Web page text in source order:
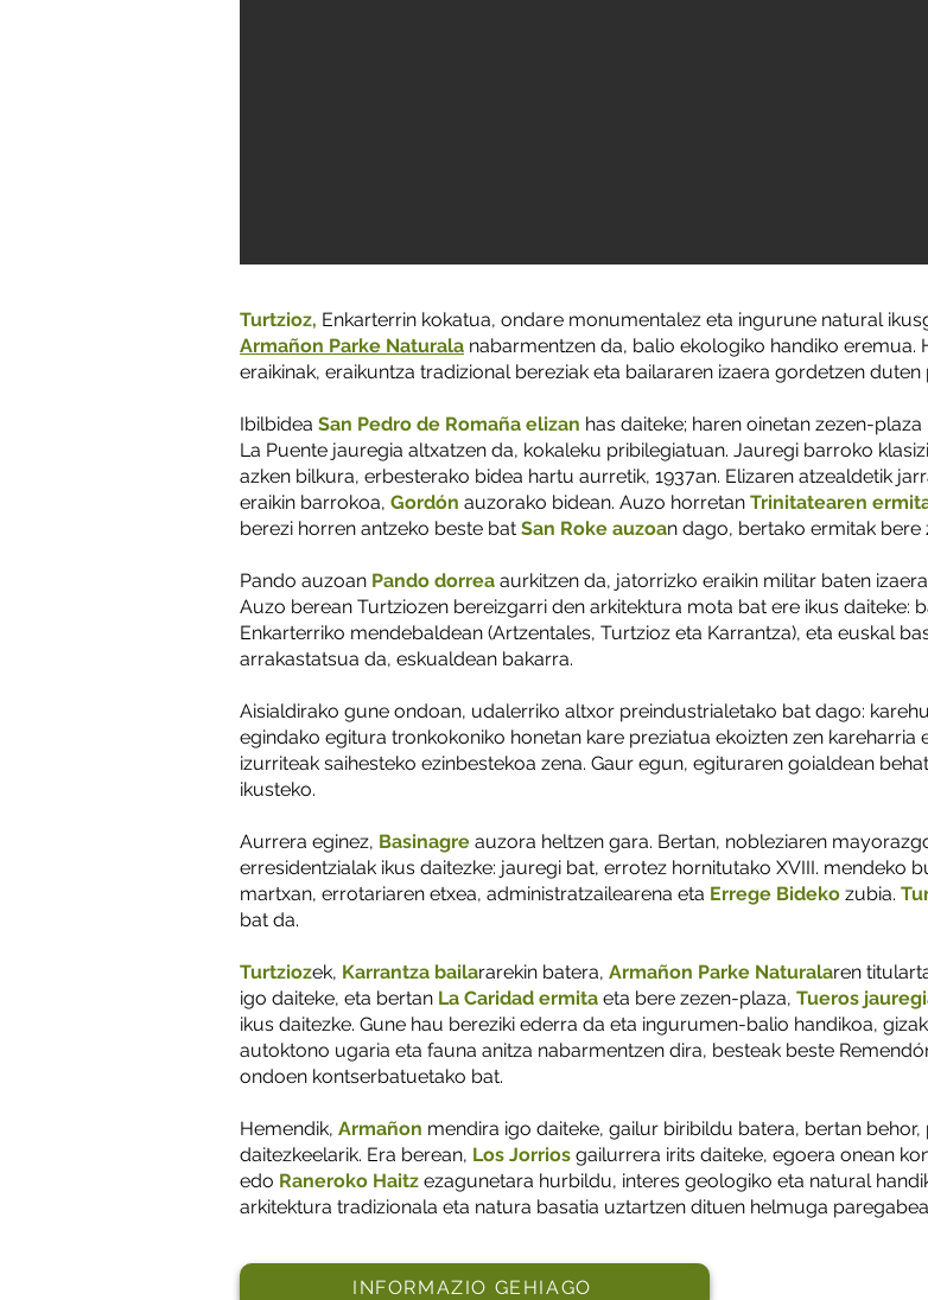
Turtzioz, Enkarterrin kokatua, ondare monumentalez eta ingurune natural
Armañon Parke Naturala nabarmentzen da, balio ekologiko handiko eremua.
eraikinak, eraikuntza tradizional bereziak eta bailararen izaera gordetzen
Ibilbidea San Pedro de Romaña elizan has daiteke; haren oinetan zezen-
La Puente jauregia altxatzen da, kokaleku pribilegiatuan. Jauregi barroko
azken bilkura, erbesterako bidea hartu aurretik, 1937an. Elizaren atzealdetik
eraikin barrokoa, Gordón auzorako bidean. Auzo horretan Trinitatearen
berezi horren antzeko beste bat San Roke auzoan dago, bertako ermitak
Pando auzoan Pando dorrea aurkitzen da, jatorrizko eraikin militar baten
Auzo berean Turtziozen bereizgarri den arkitektura mota bat ere ikus daiteke:
Enkarterriko mendebaldean (Artzentales, Turtzioz eta Karrantza), eta euskal
arrakastatsua da, eskualdean bakarra.
Aisialdirako gune ondoan, udalerriko altxor preindustrialetako bat dago:
egindako egitura tronkokoniko honetan kare preziatua ekoizten zen kareharria
izurriteak saihesteko ezinbestekoa zena. Gaur egun, egituraren goialdean
ikusteko.
Aurrera eginez, Basinagre auzora heltzen gara. Bertan, nobleziaren
erresidentzialak ikus daitezke: jauregi bat, errotez hornitutako XVIII. mendeko
martxan, errotariaren etxea, administratzailearena eta Errege Bideko zubia.
bat da.
Turtziozek, Karrantza bailararekin batera, Armañon Parke Naturalaren
igo daiteke, eta bertan La Caridad ermita eta bere zezen-plaza, Tueros
ikus daitezke. Gune hau bereziki ederra da eta ingurumen-balio handikoa,
autoktono ugaria eta fauna anitza nabarmentzen dira, besteak beste
ondoen kontserbatuetako bat.
Hemendik, Armañon mendira igo daiteke, gailur biribildu batera, bertan
daitezkeelarik. Era berean, Los Jorrios gailurrera irits daiteke, egoera onean
edo Raneroko Haitz ezagunetara hurbildu, interes geologiko eta natural
arkitektura tradizionala eta natura basatia uztartzen dituen helmuga
INFORMAZIO GEHIAGO